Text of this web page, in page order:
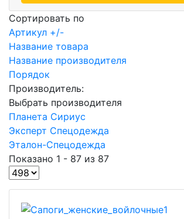
Сортировать по
Артикул +/-
Название товара
Название производителя
Порядок
Производитель:
Выбрать производителя
Планета Сириус
Эксперт Спецодежда
Эталон-Спецодежда
Показано 1 - 87 из 87